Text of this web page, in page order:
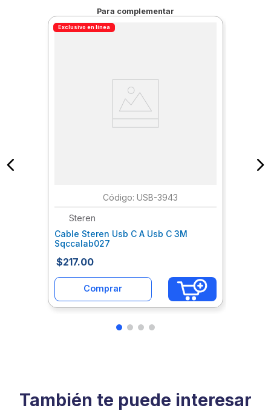
Para complementar
Exclusivo en línea
: USB-3943
Steren
Cable Steren Usb C A Usb C 3M
Sqccalab027
$217.00
Comprar
También te puede interesar